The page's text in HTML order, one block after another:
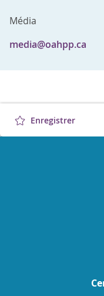
Média
media@oahpp.ca
Enregistrer